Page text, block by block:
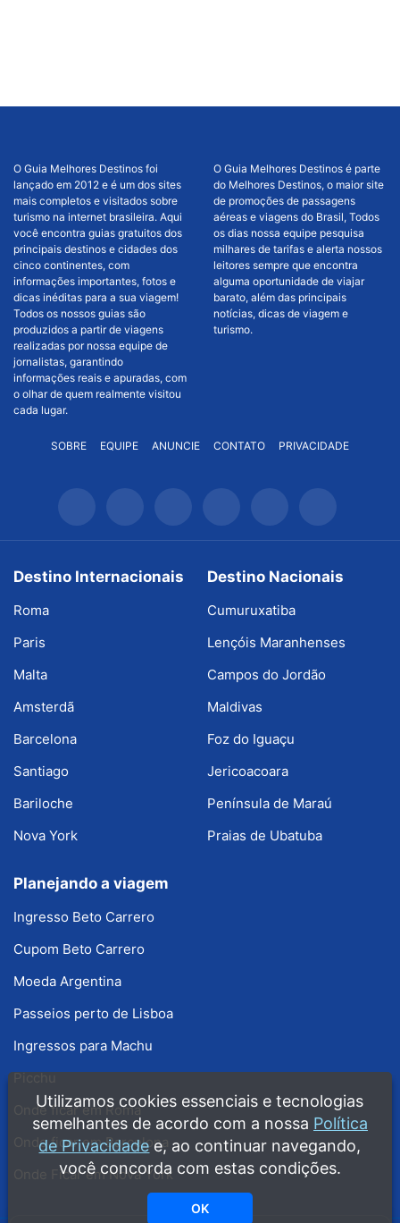
O Guia Melhores Destinos foi
lançado em 2012 e é um dos sites
mais completos e visitados sobre
turismo na internet brasileira. Aqui
você encontra guias gratuitos dos
principais destinos e cidades dos
cinco continentes, com
informações importantes, fotos e
dicas inéditas para a sua viagem!
Todos os nossos guias são
produzidos a partir de viagens
realizadas por nossa equipe de
jornalistas, garantindo
informações reais e apuradas, com
o olhar de quem realmente visitou
cada lugar.
O Guia Melhores Destinos é parte
do Melhores Destinos, o maior site
de promoções de passagens
aéreas e viagens do Brasil, Todos
os dias nossa equipe pesquisa
milhares de tarifas e alerta nossos
leitores sempre que encontra
alguma oportunidade de viajar
barato, além das principais
notícias, dicas de viagem e
turismo.
SOBRE EQUIPE ANUNCIE CONTATO PRIVACIDADE
Destino Internacionais
Roma
Paris
Malta
Amsterdã
Barcelona
Santiago
Bariloche
Nova York
Destino Nacionais
Cumuruxatiba
Lençóis Maranhenses
Campos do Jordão
Maldivas
Foz do Iguaçu
Jericoacoara
Península de Maraú
Praias de Ubatuba
Planejando a viagem
Ingresso Beto Carrero
Cupom Beto Carrero
Moeda Argentina
Passeios perto de Lisboa
Ingressos para Machu
Picchu
Onde ficar em Roma
Onde ficar em Barcelona
Onde Ficar em Nova York
Utilizamos cookies essenciais e tecnologias
semelhantes de acordo com a nossa Política
de Privacidade e, ao continuar navegando,
você concorda com estas condições.
OK